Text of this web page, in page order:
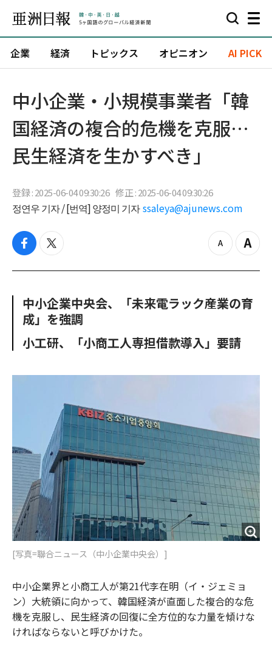
企業 経済 トピックス オピニオン AI PICK
中小企業・小規模事業者「韓
国経済の複合的危機を克服…
民生経済を生かすべき」
登録 : 2025-06-04 09:30:26 修正 : 2025-06-04 09:30:26
정연우 기자 / [번역] 양정미 기자 ssaleya@ajunews.com
f
c
o
o
k
t
i
e
r
z
o
o
u
Z
o
n
中小企業中央会、「未来電ラック産業の育
成」を強調
小工研、「小商工人専担借款導入」要請
[写真=聯合ニュース（中小企業中央会）]
中小企業界と小商工人が第21代李在明（イ・ジェミョ
ン）大統領に向かって、韓国経済が直面した複合的な危
機を克服し、民生経済の回復に全方位的な力量を傾けな
ければならないと呼びかけた。